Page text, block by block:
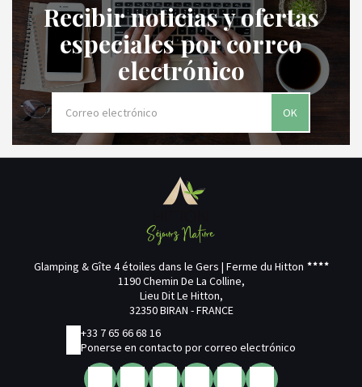
Recibir noticias y ofertas
especiales por correo
electrónico
OK
Glamping & Gîte 4 étoiles dans le Gers | Ferme du Hitton
1190 Chemin De La Colline,
Lieu Dit Le Hitton,
32350 BIRAN - FRANCE
+33 7 65 66 68 16
Ponerse en contacto por correo electrónico